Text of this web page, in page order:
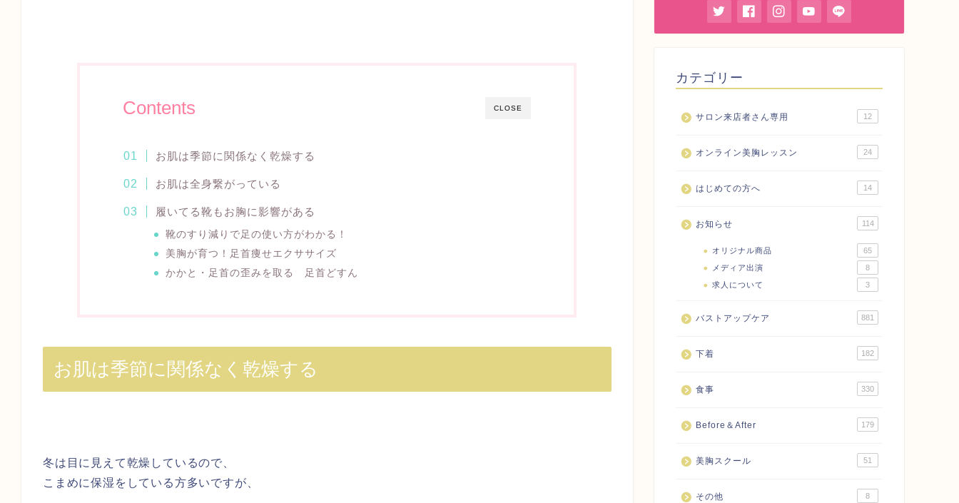
CLOSE
Contents
お肌は季節に関係なく乾燥する
お肌は全身繋がっている
履いてる靴もお胸に影響がある
靴のすり減りで足の使い方がわかる！
美胸が育つ！足首痩せエクササイズ
かかと・足首の歪みを取る 足首どすん
お肌は季節に関係なく乾燥する
冬は目に見えて乾燥しているので、
こまめに保湿をしている方多いですが、
カテゴリー
サロン来店者さん専用 12
オンライン美胸レッスン 24
はじめての方へ 14
お知らせ 114
オリジナル商品
65
メディア出演
8
求人について
3
バストアップケア 881
下着 182
食事 330
Before＆After 179
美胸スクール 51
その他 8